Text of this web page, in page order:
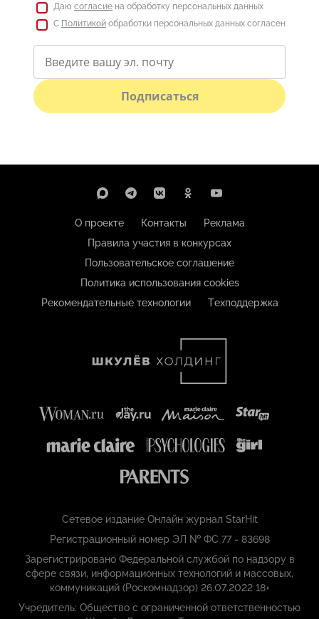
Даю согласие на обработку персональных данных
С Политикой обработки персональных данных согласен
Подписаться
О проекте Контакты
Реклама
Правила участия в конкурсах
Пользовательское соглашение
Политика использования cookies
Рекомендательные технологии
Техподдержка
Сетевое издание Онлайн журнал StarHit
Регистрационный номер ЭЛ № ФС 77 - 83698
Зарегистрировано Федеральной службой по надзору в
сфере связи, информационных технологий и массовых,
коммуникаций (Роскомнадзор) 26.07.2022 18+
Учредитель: Общество с ограниченной ответственностью